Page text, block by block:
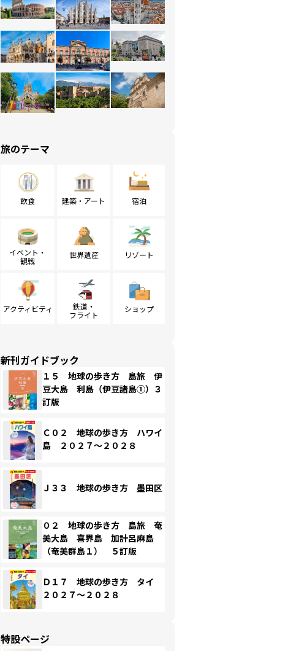
旅のテーマ
飲食 建築・アート 宿泊
イベント・
観戦
世界遺産 リゾート
アクティビティ
鉄道・
フライト
ショップ
新刊ガイドブック
１５ 地球の歩き方 島旅 伊
豆大島 利島（伊豆諸島①）３
訂版
Ｃ０２ 地球の歩き方 ハワイ
島 ２０２７～２０２８
Ｊ３３ 地球の歩き方 墨田区
０２ 地球の歩き方 島旅 奄
美大島 喜界島 加計呂麻島
（奄美群島１） ５訂版
Ｄ１７ 地球の歩き方 タイ
２０２７～２０２８
特設ページ